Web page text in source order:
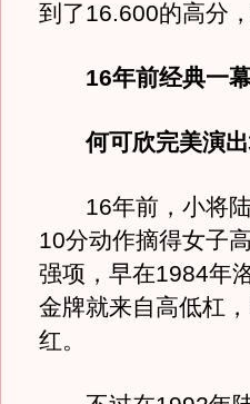
到了16.600的高分
16年前经典一
何可欣完美演出
16年前，小将陆
10分动作摘得女子
强项，早在1984年
金牌就来自高低杠
红。